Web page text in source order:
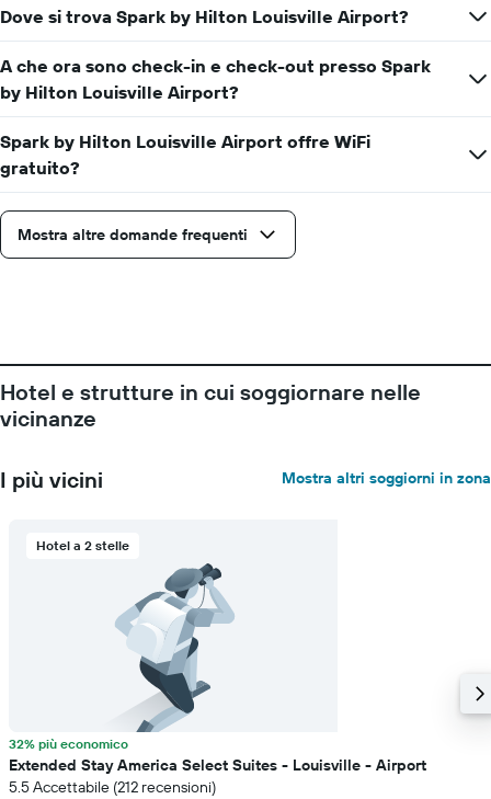
prezzo
medio
di
una
camera
della
grafico
ha
1
asse
X
a
indicare
giorni
della
1
asse
Y
a
il
prezzo
una
Dove si trova Spark by Hilton Louisville Airport?
A che ora sono check-in e check-out presso Spark
by Hilton Louisville Airport?
Spark by Hilton Louisville Airport offre WiFi
gratuito?
Mostra altre domande frequenti
Hotel e strutture in cui soggiornare nelle
vicinanze
I più vicini Mostra altri soggiorni in zona
Hotel a 2 stelle
32% più economico
Extended Stay America Select Suites - Louisville - Airport
5.5 Accettabile (212 recensioni)